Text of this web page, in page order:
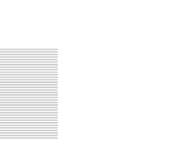
KOOIJ